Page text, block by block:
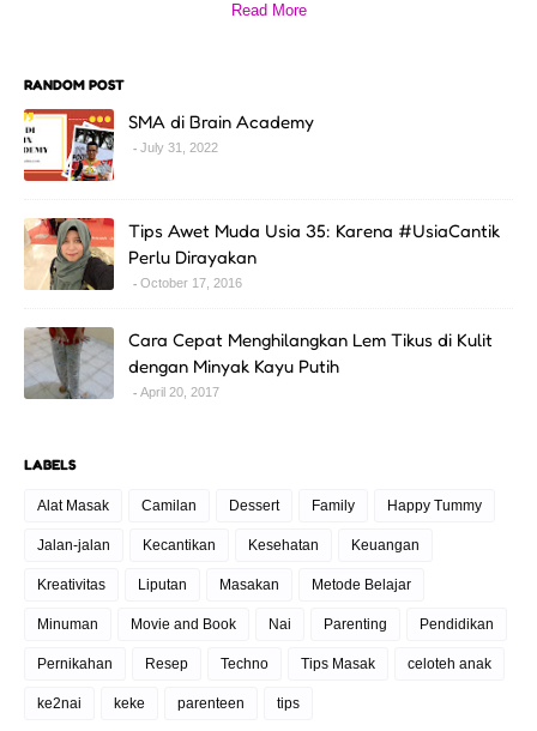
Read More
RANDOM POST
SMA di Brain Academy
July 31, 2022
Tips Awet Muda Usia 35: Karena #UsiaCantik
Perlu Dirayakan
October 17, 2016
Cara Cepat Menghilangkan Lem Tikus di Kulit
dengan Minyak Kayu Putih
April 20, 2017
LABELS
Alat Masak Camilan Dessert Family Happy Tummy
Jalan-jalan Kecantikan Kesehatan Keuangan
Kreativitas Liputan Masakan Metode Belajar
Minuman Movie and Book Nai Parenting Pendidikan
Pernikahan Resep Techno Tips Masak celoteh anak
ke2nai keke parenteen tips